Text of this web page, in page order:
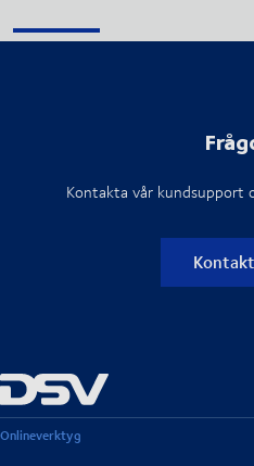
Kontakta vår kundsupport
Onlineverktyg